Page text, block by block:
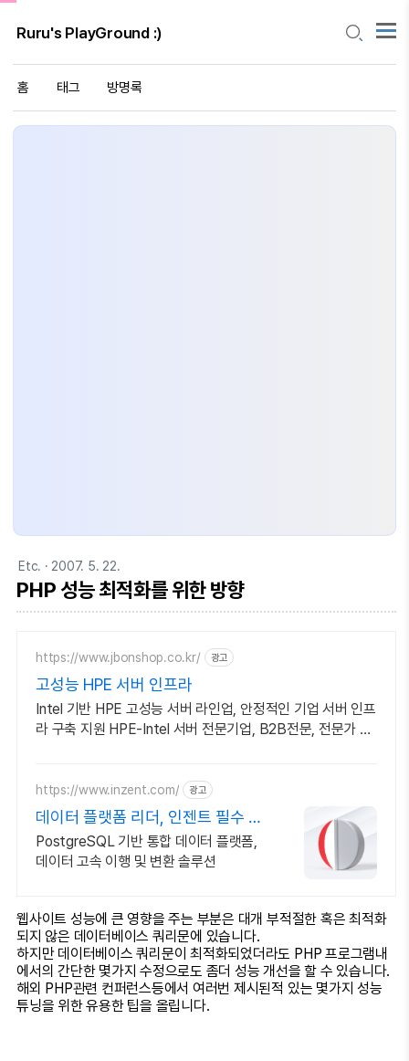
Ruru's PlayGround :)
홈 태그 방명록
Etc. · 2007. 5. 22.
PHP 성능 최적화를 위한 방향
https://www.jbonshop.co.kr/ 광고
고성능 HPE 서버 인프라
Intel 기반 HPE 고성능 서버 라인업, 안정적인 기업 서버 인프
라 구축 지원 HPE-Intel 서버 전문기업, B2B전문, 전문가 견
https://www.inzent.com/ 광고
데이터 플랫폼 리더, 인젠트 필수 기
능 통합 제공
PostgreSQL 기반 통합 데이터 플랫폼,
데이터 고속 이행 및 변환 솔루션
웹사이트 성능에 큰 영향을 주는 부분은 대개 부적절한 혹은 최적화
되지 않은 데이터베이스 쿼리문에 있습니다.
하지만 데이터베이스 쿼리문이 최적화되었더라도 PHP 프로그램내
에서의 간단한 몇가지 수정으로도 좀더 성능 개선을 할 수 있습니다.
해외 PHP관련 컨퍼런스등에서 여러번 제시된적 있는 몇가지 성능
튜닝을 위한 유용한 팁을 올립니다.